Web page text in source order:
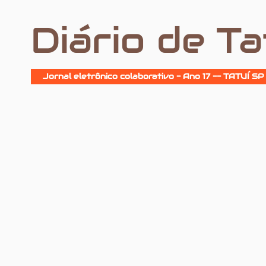
Diário de
Jornal eletrônico colaborativo - Ano 17 -- TATUÍ SP